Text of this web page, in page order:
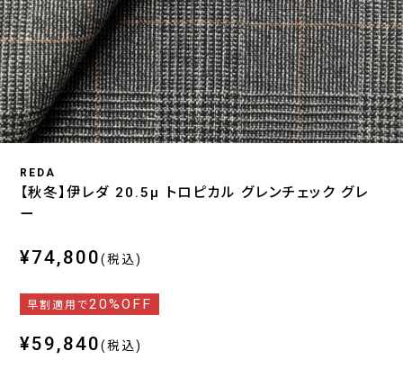
REDA
【秋冬】伊レダ 20.5μ トロピカル グレンチェック グレ
ー
¥74,800(税込)
早割適用で20%OFF
¥59,840(税込)